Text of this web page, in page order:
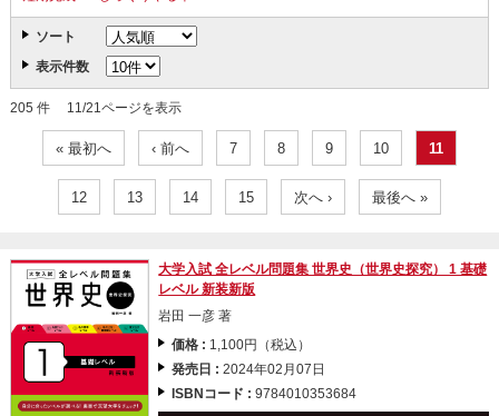
ソート
表示件数
205 件 11/21ページを表示
« 最初へ ‹ 前へ 7 8 9 10 11
12 13 14 15 次へ › 最後へ »
大学入試 全レベル問題集 世界史（世界史探究） 1 基礎
レベル 新装新版
岩田 一彦 著
価格 : 1,100円（税込）
発売日 :2024年02月07日
ISBNコード :9784010353684